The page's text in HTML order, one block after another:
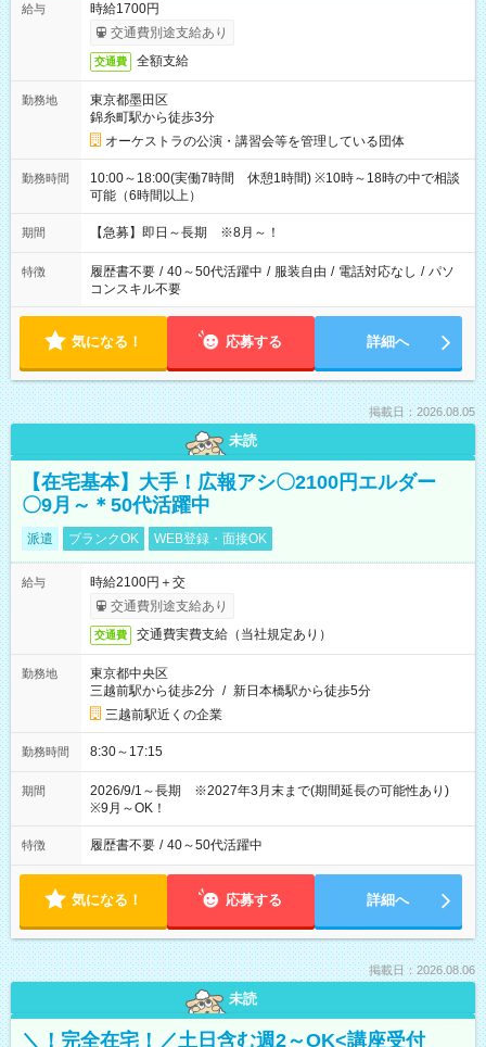
給与
時給1700円
交通費別途支給あり
交通費 全額支給
勤務地
東京都墨田区
錦糸町駅から徒歩3分
オーケストラの公演・講習会等を管理している団体
勤務時間
10:00～18:00(実働7時間 休憩1時間) ※10時～18時の中で相談
可能（6時間以上）
期間 【急募】即日～長期 ※8月～！
特徴 履歴書不要 / 40～50代活躍中 / 服装自由 / 電話対応なし / パソ
コンスキル不要
気になる！ 応募する 詳細へ
掲載日：2026.08.05
未読
【在宅基本】大手！広報アシ〇2100円エルダー
〇9月～＊50代活躍中
派遣 ブランクOK WEB登録・面接OK
給与
時給2100円＋交
交通費別途支給あり
交通費 交通費実費支給（当社規定あり）
勤務地
東京都中央区
三越前駅から徒歩2分 / 新日本橋駅から徒歩5分
三越前駅近くの企業
勤務時間 8:30～17:15
期間
2026/9/1～長期 ※2027年3月末まで(期間延長の可能性あり)
※9月～OK！
特徴 履歴書不要 / 40～50代活躍中
気になる！ 応募する 詳細へ
掲載日：2026.08.06
未読
＼！完全在宅！／土日含む週2～OK<講座受付